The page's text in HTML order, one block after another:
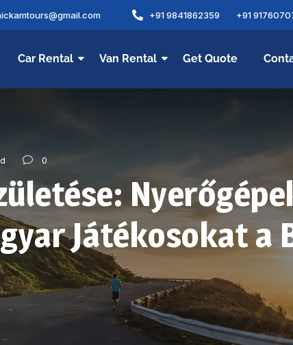
+91 9841862359 +91
Car Rental Van Rental Get Quote
0
Játékosokat a